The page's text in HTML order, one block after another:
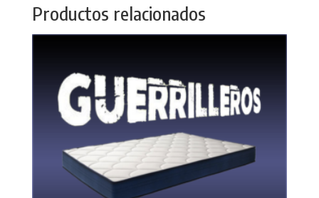
Productos relacionados